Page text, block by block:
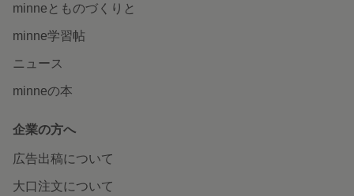
minneとものづくりと
minne学習帖
ニュース
minneの本
企業の方へ
広告出稿について
大口注文について